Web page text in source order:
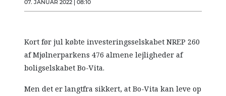
07. JANUAR 2022 | 08:10
Kort før jul købte investeringsselskabet NREP 260
af Mjølnerparkens 476 almene lejligheder af
boligselskabet Bo-Vita.
Men det er langtfra sikkert, at Bo-Vita kan leve op